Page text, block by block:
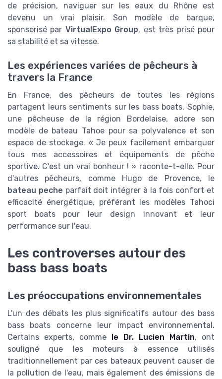
de précision, naviguer sur les eaux du Rhône est
devenu un vrai plaisir. Son modèle de barque,
sponsorisé par VirtualExpo Group, est très prisé pour
sa stabilité et sa vitesse.
Les expériences variées de pêcheurs à
travers la France
En France, des pêcheurs de toutes les régions
partagent leurs sentiments sur les bass boats. Sophie,
une pêcheuse de la région Bordelaise, adore son
modèle de bateau Tahoe pour sa polyvalence et son
espace de stockage. « Je peux facilement embarquer
tous mes accessoires et équipements de pêche
sportive. C'est un vrai bonheur ! » raconte-t-elle. Pour
d'autres pêcheurs, comme Hugo de Provence, le
bateau peche parfait doit intégrer à la fois confort et
efficacité énergétique, préférant les modèles Tahoci
sport boats pour leur design innovant et leur
performance sur l'eau.
Les controverses autour des
bass bass boats
Les préoccupations environnementales
L'un des débats les plus significatifs autour des bass
bass boats concerne leur impact environnemental.
Certains experts, comme le Dr. Lucien Martin, ont
souligné que les moteurs à essence utilisés
traditionnellement par ces bateaux peuvent causer de
la pollution de l'eau, mais également des émissions de